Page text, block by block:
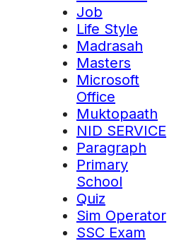
Job
Life Style
Madrasah
Masters
Microsoft
Office
Muktopaath
NID SERVICE
Paragraph
Primary
School
Quiz
Sim Operator
SSC Exam